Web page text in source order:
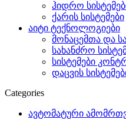
ჰიდრო
ქარის სისტემები
აიტი ტექნოლოგიები
მონაცემთა და
სახანძრო
სისტემები
დაცვის
Categories
ავტომატური